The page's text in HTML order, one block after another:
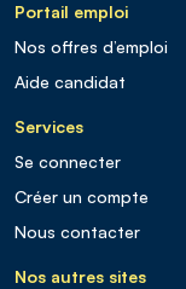
Portail emploi
Nos offres d’emploi
Aide candidat
Services
Se connecter
Créer un compte
Nous contacter
Nos autres sites